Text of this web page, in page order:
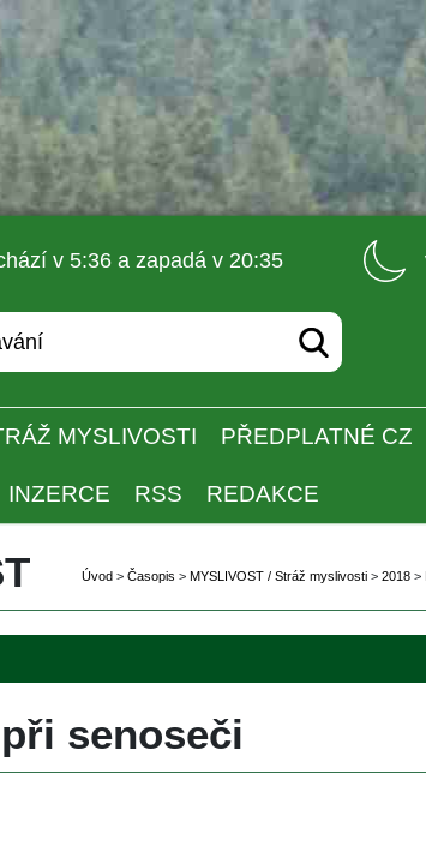
v 5:36 a zapadá v 20:35
MYSLIVOSTI PŘEDPLATNÉ CZ
INZERCE RSS REDAKCE
Úvod > Časopi > MYSLIVOST / Stráž myslivosti > 2018 >
senoseči